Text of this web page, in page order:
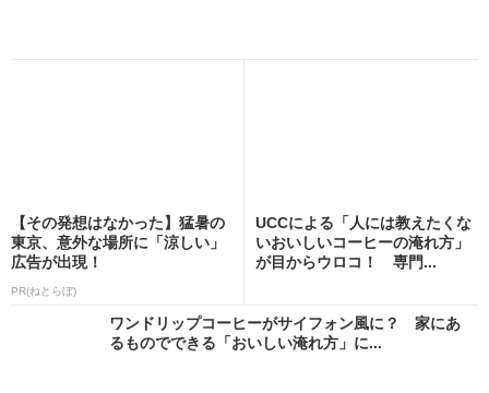
【その発想はなかった】猛暑の
東京、意外な場所に「涼しい」
広告が出現！
PR(ねとらぼ)
UCCによる「人には教えたくな
いおいしいコーヒーの淹れ方」
が目からウロコ！ 専門...
ワンドリップコーヒーがサイフォン風に？ 家にあ
るものでできる「おいしい淹れ方」に...